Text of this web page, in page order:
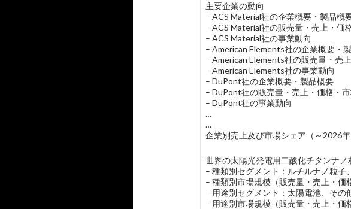
主要企業の動向
– ACS Material社の企業概要・製品概
– ACS Material社の販売量・売上・価
– ACS Material社の事業動向
– American Elements社の企業概要・
– American Elements社の販売量・売
– American Elements社の事業動向
– DuPont社の企業概要・製品概要
– DuPont社の販売量・売上・価格・
– DuPont社の事業動向
…
…
企業別売上及び市場シェア（～2026年
世界の太陽光発電用二酸化チタンナノ
– 種類別セグメント：ルチルナノ粒子
– 種類別市場規模（販売量・売上・価
– 用途別セグメント：太陽電池、その
– 用途別市場規模（販売量・売上・価